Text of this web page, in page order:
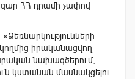
ՀՀ դրամի չափով
իրականացվող
նախագծերում,
կստանան մասնակցելու